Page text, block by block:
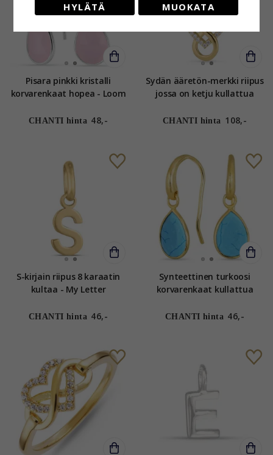
Pisara pinkki kristalli
korvarenkaat hopea - Loom
CHANTI hinta 48,-
Sydän ääretön-merkki riipus
jossa on ketju kullattua
CHANTI hinta 108,-
S-kirjain riipus 8 karaatin
kultaa - My Letter
CHANTI hinta 46,-
Synteettinen turkoosi
korvarenkaat kullattua
CHANTI hinta 46,-
HYLÄTÄ MUOKATA